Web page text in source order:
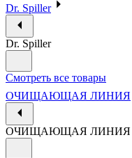
Dr. Spiller
Dr. Spiller
Смотреть все товары
ОЧИЩАЮЩАЯ ЛИНИЯ
ОЧИЩАЮЩАЯ ЛИНИЯ